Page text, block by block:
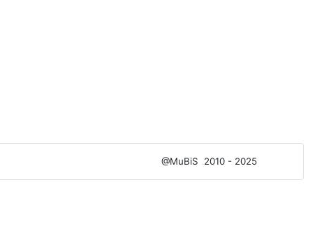
@MuBiS 2010 - 2025